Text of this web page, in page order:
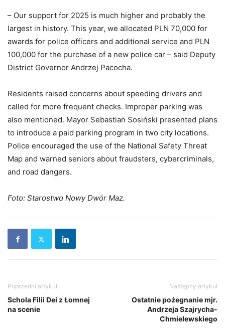
– Our support for 2025 is much higher and probably the
largest in history. This year, we allocated PLN 70,000 for
awards for police officers and additional service and PLN
100,000 for the purchase of a new police car – said Deputy
District Governor Andrzej Pacocha.
Residents raised concerns about speeding drivers and
called for more frequent checks. Improper parking was
also mentioned. Mayor Sebastian Sosiński presented plans
to introduce a paid parking program in two city locations.
Police encouraged the use of the National Safety Threat
Map and warned seniors about fraudsters, cybercriminals,
and road dangers.
Foto: Starostwo Nowy Dwór Maz.
Poprzedni artykuł
Schola Filii Dei z Łomnej
na scenie
Następny artykuł
Ostatnie pożegnanie mjr.
Andrzeja Szajrycha-
Chmielewskiego